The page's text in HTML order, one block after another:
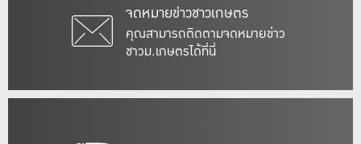
จดหมายข่าวชาวเกษตร
คุณสามารถติดตามจดหมายข่าว
ชาวม.เกษตรได้ที่นี่